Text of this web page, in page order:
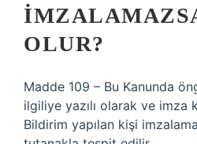
OLUR?
Madde 109 – Bu Kanunda
ilgiliye yazılı olarak ve imza
Bildirim yapılan kişi